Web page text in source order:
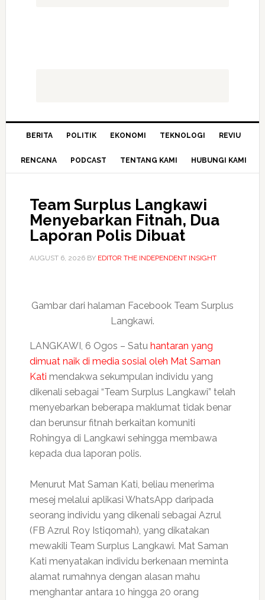
BERITA POLITIK EKONOMI TEKNOLOGI REVIU
RENCANA PODCAST TENTANG KAMI HUBUNGI KAMI
Team Surplus Langkawi
Menyebarkan Fitnah, Dua
Laporan Polis Dibuat
AUGUST 6, 2026BY EDITOR THE INDEPENDENT INSIGHT
Gambar dari halaman Facebook Team Surplus
Langkawi.
LANGKAWI, 6 Ogos – Satu hantaran yang
dimuat naik di media sosial oleh Mat Saman
Kati mendakwa sekumpulan individu yang
dikenali sebagai “Team Surplus Langkawi” telah
menyebarkan beberapa maklumat tidak benar
dan berunsur fitnah berkaitan komuniti
Rohingya di Langkawi sehingga membawa
kepada dua laporan polis.
Menurut Mat Saman Kati, beliau menerima
mesej melalui aplikasi WhatsApp daripada
seorang individu yang dikenali sebagai Azrul
(FB Azrul Roy Istiqomah), yang dikatakan
mewakili Team Surplus Langkawi. Mat Saman
Kati menyatakan individu berkenaan meminta
alamat rumahnya dengan alasan mahu
menghantar antara 10 hingga 20 orang